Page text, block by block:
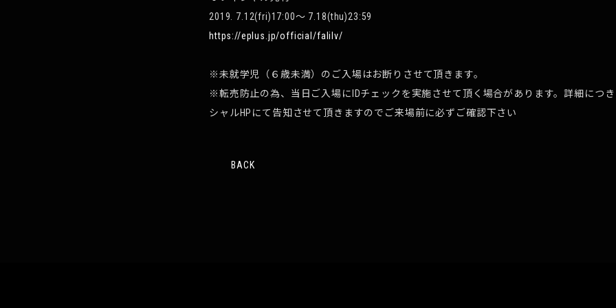
2019. 7.12(fri)17:00～ 7.18(thu)23:59
https://eplus.jp/official/falilv/
※未就学児（６歳未満）のご入場はお断りさせて頂きます。
※転売防止の為、当日ご入場にIDチェックを実施させて頂く場合があります。詳細につ
シャルHPにて告知させて頂きますのでご来場前に必ずご確認下さい
BACK